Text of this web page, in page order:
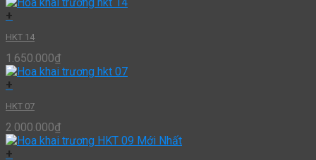
+
HKT 14
1.650.000₫
+
HKT 07
2.000.000₫
+